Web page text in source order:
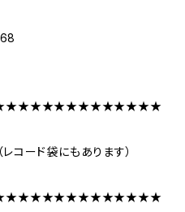
コード袋にもあります）